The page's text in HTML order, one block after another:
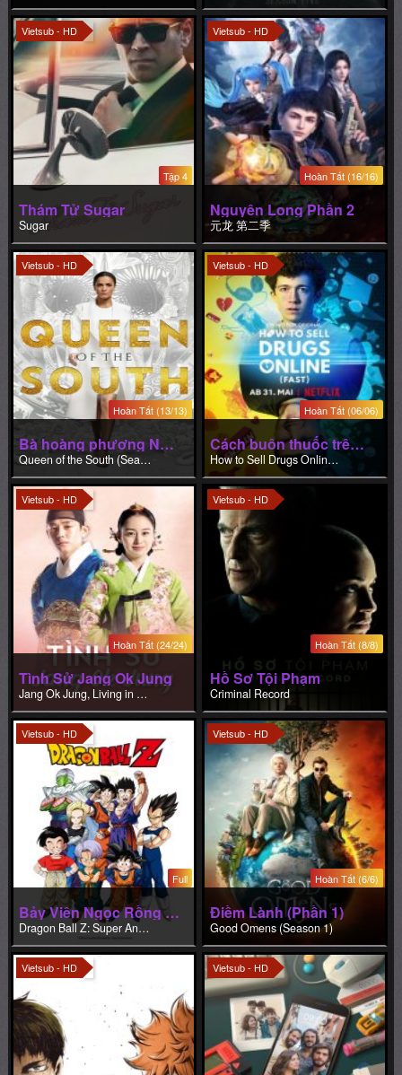
Vietsub - HD
Tập 4
Thám Tử Sugar
Sugar
Vietsub - HD
Hoàn Tất (16/16)
Nguyên Long Phần 2
元龙 第二季
Vietsub - HD
Hoàn Tất (13/13)
Bà hoàng phương Nam (Phần 2)
Queen of the South (Season 2)
Vietsub - HD
Hoàn Tất (06/06)
Cách buôn thuốc trên mạng (Nhanh chóng) (Phần 1)
How to Sell Drugs Online (Fast) (Season 1)
Vietsub - HD
Hoàn Tất (24/24)
Tình Sử Jang Ok Jung
Jang Ok Jung, Living in Love
Vietsub - HD
Hoàn Tất (8/8)
Hồ Sơ Tội Phạm
Criminal Record
Vietsub - HD
Full
Bảy Viên Ngọc Rồng Z: Người Máy Số 13
Dragon Ball Z: Super Android 13!
Vietsub - HD
Hoàn Tất (6/6)
Điềm Lành (Phần 1)
Good Omens (Season 1)
Vietsub - HD Vietsub - HD